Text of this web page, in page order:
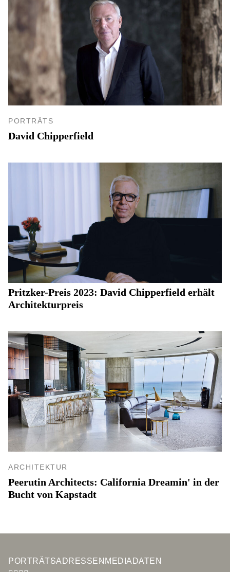
PORTRÄTS
David Chipperfield
Pritzker-Preis 2023: David Chipperfield erhält
Architekturpreis
ARCHITEKTUR
Peerutin Architects: California Dreamin' in der
Bucht von Kapstadt
PORTRÄTSADRESSEN MEDIADATEN